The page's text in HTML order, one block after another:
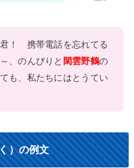
！ 携帯電話を忘れてる
、のんびりと 閑雲野鶴の
も、私たちにはとうてい
）の例文